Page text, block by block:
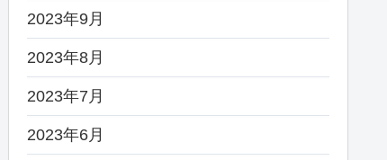
2023年9月
2023年8月
2023年7月
2023年6月